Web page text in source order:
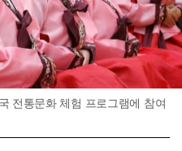
전통문화 체험 프로그램에 참여